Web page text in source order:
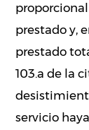
prestado y,
prestado
103.a de la
servicio